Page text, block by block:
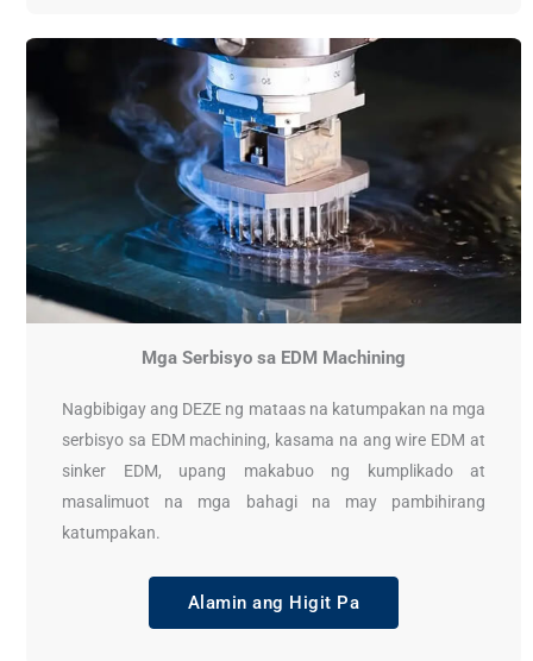
Mga Serbisyo sa EDM Machining
Nagbibigay ang DEZE ng mataas na katumpakan na mga
serbisyo sa EDM machining, kasama na ang wire EDM at
sinker EDM, upang makabuo ng kumplikado at
masalimuot na mga bahagi na may pambihirang
katumpakan.
Alamin ang Higit Pa